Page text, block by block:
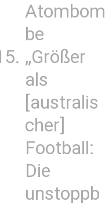
Atombom
be
„Größer
als
[australis
cher]
Football:
Die
unstoppb